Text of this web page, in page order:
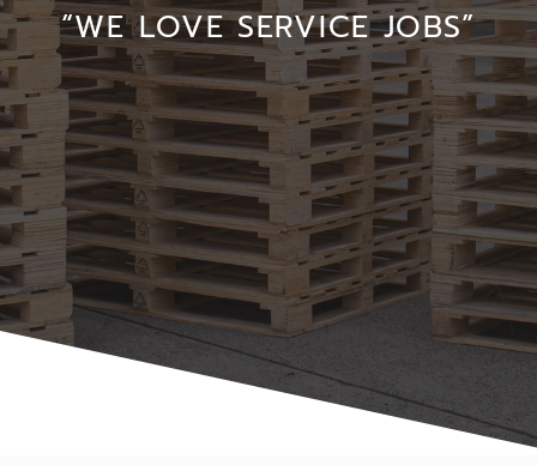
“WE LOVE SERVICE JOBS”